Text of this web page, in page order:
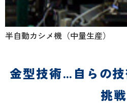
半自動カシメ機（中量生産）
金型技術…自らの
挑戦